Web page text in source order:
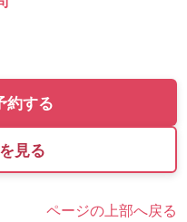
約する
見る
ページの上部へ戻る